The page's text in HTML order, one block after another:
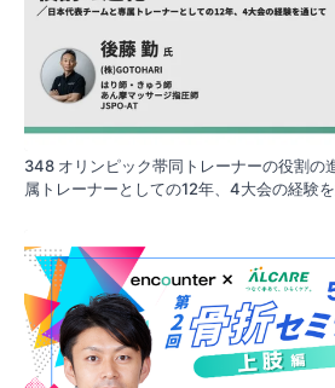
348 オリンピック帯同トレーナーの役割の
属トレーナーとしての12年、4大会の経験